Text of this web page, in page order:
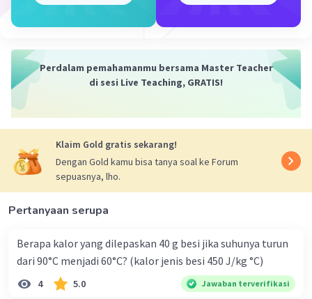
= 40° × ⅘
= 160°/5
Balas
Perdalam pemahamanmu bersama Master Teacher
di sesi Live Teaching, GRATIS!
Klaim Gold gratis sekarang!
Dengan Gold kamu bisa tanya soal ke Forum
sepuasnya, lho.
Pertanyaan serupa
Berapa kalor yang dilepaskan 40 g besi jika suhunya turun
dari 90°C menjadi 60°C? (kalor jenis besi 450 J/kg °C)
4 5.0 Jawaban terverifikasi